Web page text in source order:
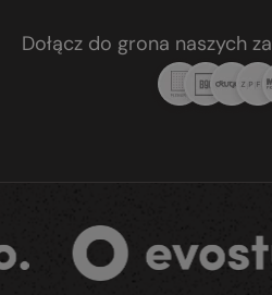
Dołącz do grona naszych